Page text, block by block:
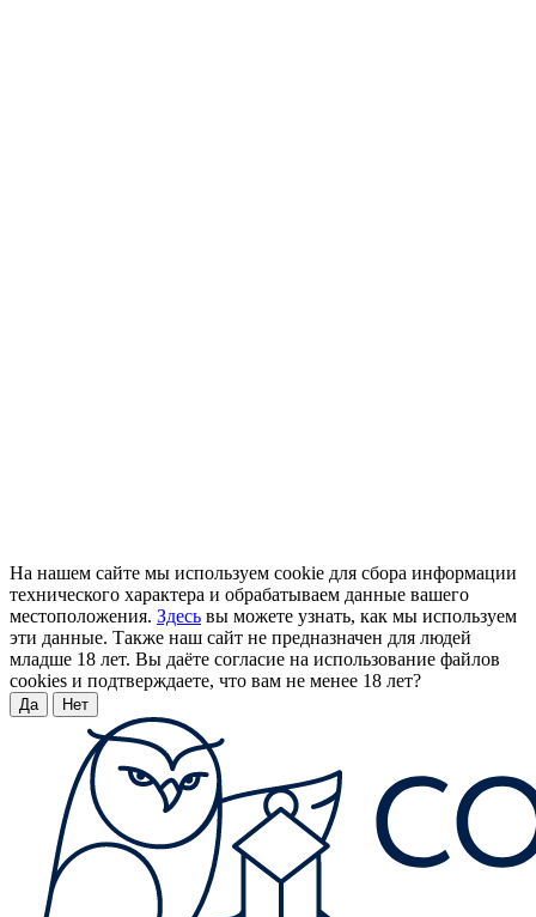
На нашем сайте мы используем cookie для сбора информации
технического характера и обрабатываем данные вашего
местоположения. Здесь вы можете узнать, как мы используем
эти данные. Также наш сайт не предназначен для людей
младше 18 лет. Вы даёте согласие на использование файлов
cookies и подтверждаете, что вам не менее 18 лет?
Да Нет